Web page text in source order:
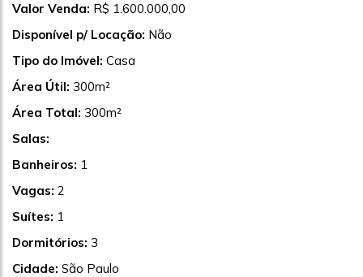
Valor Venda: R$ 1.600.000,00
Disponível p/ Locação: Não
Tipo do Imóvel: Casa
Área Útil: 300m²
Área Total: 300m²
Salas:
Banheiros: 1
Vagas: 2
Suítes: 1
Dormitórios: 3
Cidade: São Paulo